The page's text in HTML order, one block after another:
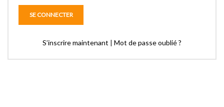
S’inscrire maintenant | Mot de passe oublié ?